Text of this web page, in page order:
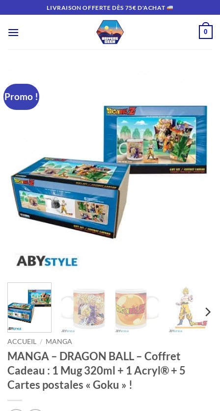
au
contenu
LIVRAISON OFFERTE DÈS 75€ D'ACHAT
0
Promo !
ACCUEIL / MANGA
MANGA – DRAGON BALL – Coffret
Cadeau : 1 Mug 320ml + 1 Acryl® + 5
Cartes postales « Goku » !